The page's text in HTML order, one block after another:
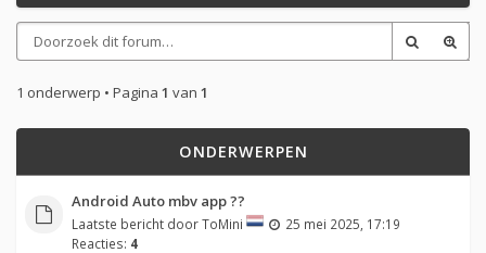
1 onderwerp • Pagina 1 van 1
ONDERWERPEN
Android Auto mbv app ??
Laatste bericht doorToMini
25 mei 2025, 17:19
Reacties: 4